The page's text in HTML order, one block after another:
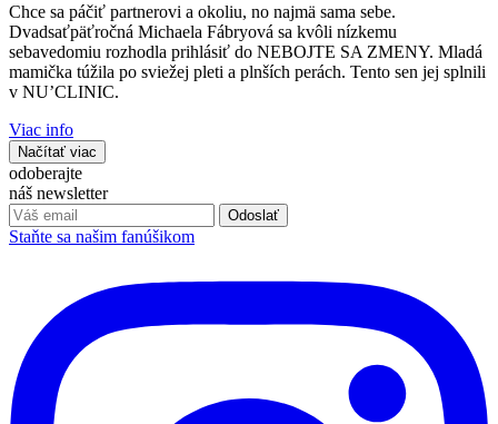
Chce sa páčiť partnerovi a okoliu, no najmä sama sebe.
Dvadsaťpäťročná Michaela Fábryová sa kvôli nízkemu
sebavedomiu rozhodla prihlásiť do NEBOJTE SA ZMENY. Mladá
mamička túžila po sviežej pleti a plnších perách. Tento sen jej splnili
v NU’CLINIC.
Viac info
Načítať viac
odoberajte
náš newsletter
Odoslať
Staňte sa našim fanúšikom